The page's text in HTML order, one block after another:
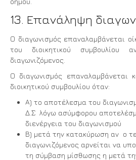
13. Επανάληψη
Ο διαγωνισμός επαναλαμβάνεται
του διοικητικού συμβουλίου
διαγωνιζόμενος.
Ο διαγωνισμός επαναλαμβάνεται
διοικητικού συμβουλίου όταν:
Α) το αποτέλεσμα του
Δ.Σ λόγω ασύμφορου
διενέργεια του διαγωνισμού
Β) μετά την κατακύρωση αν ο
διαγωνιζόμενος αρνείται να
τη σύμβαση μίσθωσης η μετά